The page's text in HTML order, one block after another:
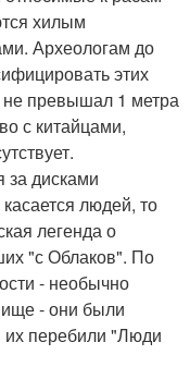
хилым
Археологам до
этих
превышал 1 метра
с китайцами,
за дисками
людей, то
легенда о
"с Облаков". По
- необычно
- они были
их перебили "Люди